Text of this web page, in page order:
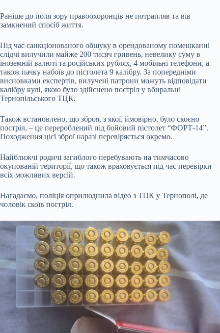
Раніше до поля зору правоохоронців не потрапляв та вів
замкнений спосіб життя.
Під час санкціонованого обшуку в орендованому помешканні
слідчі вилучили майже 200 тисяч гривень, невелику суму в
іноземній валюті та російських рублях, 4 мобільні телефони, а
також пачку набоїв до пістолета 9 калібру. За попередніми
висновками експертів, вилучені патрони можуть відповідати
калібру кулі, якою було здійснено постріл у вбиральні
Тернопільського ТЦК.
Також встановлено, що зброя, з якої, ймовірно, було скоєно
постріл, – це перероблений під бойовий пістолет “ФОРТ-14”.
Походження цієї зброї наразі перевіряється окремо.
Найближчі родичі загиблого перебувають на тимчасово
окупованій території, що також враховується під час перевірки
всіх можливих версій.
Нагадаємо, поліція оприлюднила відео з ТЦК у Тернополі, де
чоловік скоїв постріл.